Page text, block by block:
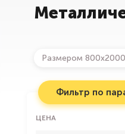
Размером
Фильтр по
ЦЕНА